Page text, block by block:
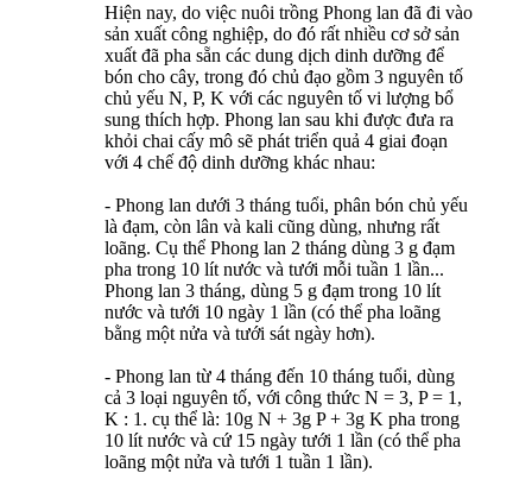
Hiện nay, do việc nuôi trồng Phong lan đã đi vào
sản xuất công nghiệp, do đó rất nhiều cơ sở sản
xuất đã pha sẵn các dung dịch dinh dưỡng để
bón cho cây, trong đó chủ đạo gồm 3 nguyên tố
chủ yếu N, P, K với các nguyên tố vi lượng bổ
sung thích hợp. Phong lan sau khi được đưa ra
khỏi chai cấy mô sẽ phát triển quả 4 giai đoạn
với 4 chế độ dinh dưỡng khác nhau:
- Phong lan dưới 3 tháng tuổi, phân bón chủ yếu
là đạm, còn lân và kali cũng dùng, nhưng rất
loãng. Cụ thể Phong lan 2 tháng dùng 3 g đạm
pha trong 10 lít nước và tưới mỗi tuần 1 lần...
Phong lan 3 tháng, dùng 5 g đạm trong 10 lít
nước và tưới 10 ngày 1 lần (có thể pha loãng
bằng một nửa và tưới sát ngày hơn).
- Phong lan từ 4 tháng đến 10 tháng tuổi, dùng
cả 3 loại nguyên tố, với công thức N = 3, P = 1,
K : 1. cụ thể là: 10g N + 3g P + 3g K pha trong
10 lít nước và cứ 15 ngày tưới 1 lần (có thể pha
loãng một nửa và tưới 1 tuần 1 lần).